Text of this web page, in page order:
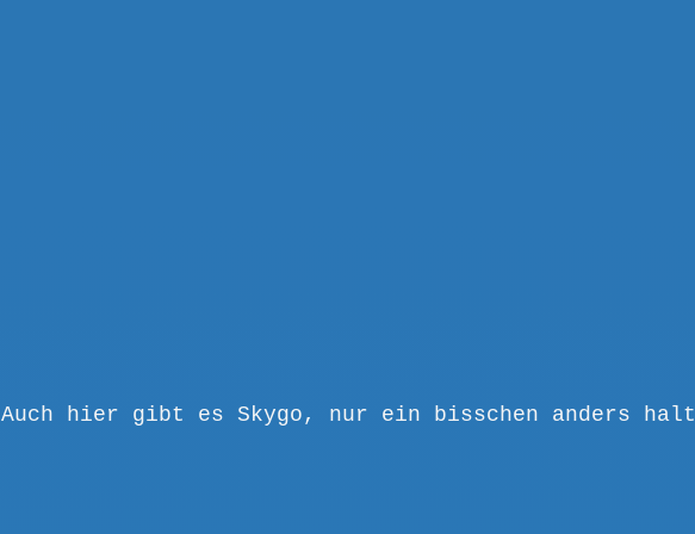
Auch hier gibt es Skygo, nur ein bisschen anders halt